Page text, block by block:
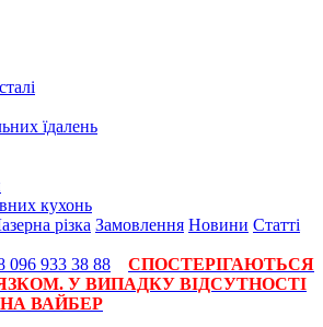
їдалень
кухонь
різка Замовлення Новини Статті
096 933 38 88
СПОСТЕРІГАЮТЬСЯ
У ВИПАДКУ ВІДСУТНОСТІ
ВАЙБЕР